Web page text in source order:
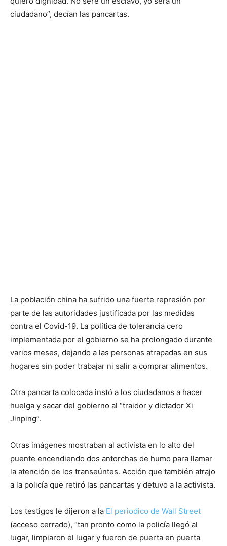
ciudadano”, decían las pancartas.
La población china ha sufrido una fuerte represión por
parte de las autoridades justificada por las medidas
contra el Covid-19. La política de tolerancia cero
implementada por el gobierno se ha prolongado durante
varios meses, dejando a las personas atrapadas en sus
hogares sin poder trabajar ni salir a comprar alimentos.
Otra pancarta colocada instó a los ciudadanos a hacer
huelga y sacar del gobierno al “traidor y dictador Xi
Jinping”.
Otras imágenes mostraban al activista en lo alto del
puente encendiendo dos antorchas de humo para llamar
la atención de los transeúntes. Acción que también atrajo
a la policía que retiró las pancartas y detuvo a la activista.
Los testigos le dijeron a la El periodico de Wall Street
(acceso cerrado), “tan pronto como la policía llegó al
lugar, limpiaron el lugar y fueron de puerta en puerta